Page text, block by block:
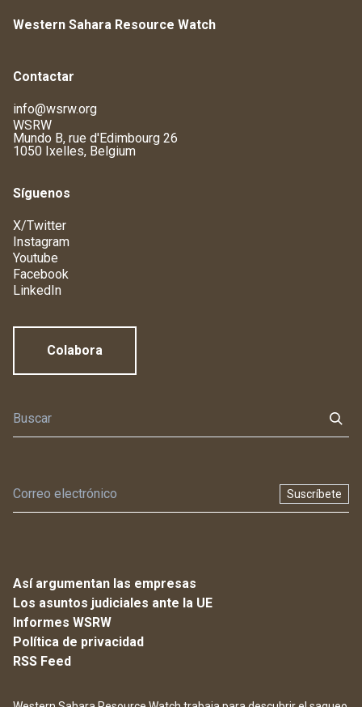
Western Sahara Resource Watch
Contactar
info@wsrw.org
WSRW
Mundo B, rue d'Edimbourg 26
1050 Ixelles, Belgium
Síguenos
X/Twitter
Instagram
Youtube
Facebook
LinkedIn
Colabora
Suscríbete
Así argumentan las empresas
Los asuntos judiciales ante la UE
Informes WSRW
Política de privacidad
RSS Feed